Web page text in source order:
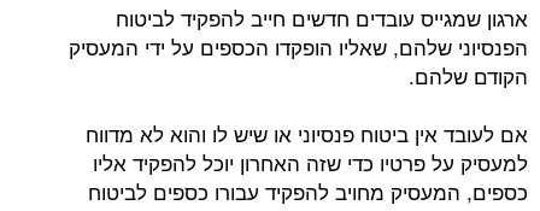
ארגון שמגייס עובדים חדשים חייב להפקיד לביטוח
הפנסיוני שלהם, שאליו הופקדו הכספים על ידי המעסיק
הקודם שלהם.
אם לעובד אין ביטוח פנסיוני או שיש לו והוא לא מדווח
למעסיק על פרטיו כדי שזה האחרון יוכל להפקיד אליו
כספים, המעסיק מחויב להפקיד עבורו כספים לביטוח